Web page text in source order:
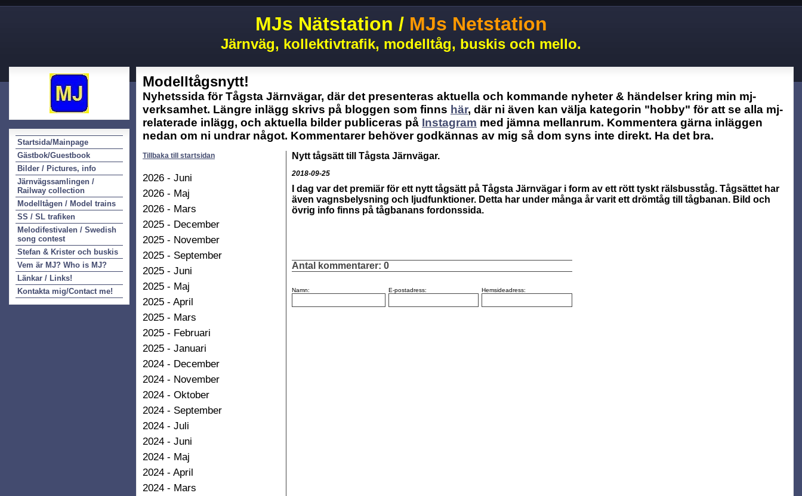
MJs Nätstation /MJs Netstation
Järnväg, kollektivtrafik, modelltåg, buskis och mello.
Startsida/Mainpage
Gästbok/Guestbook
Bilder / Pictures, info
Järnvägssamlingen /
Railway collection
Modelltågen / Model trains
SS / SL trafiken
Melodifestivalen / Swedish
song contest
Stefan & Krister och buskis
Vem är MJ? Who is MJ?
Länkar / Links!
Kontakta mig/Contact me!
Modelltågsnytt!
Nyhetssida för Tågsta Järnvägar, där det presenteras aktuella och kommande nyheter & händelser kring min mj-
verksamhet. Längre inlägg skrivs på bloggen som finns här, där ni även kan välja kategorin "hobby" för att se alla mj-
relaterade inlägg, och aktuella bilder publiceras på Instagram med jämna mellanrum. Kommentera gärna inläggen
nedan om ni undrar något. Kommentarer behöver godkännas av mig så dom syns inte direkt. Ha det bra.
Tillbaka till startsidan
2026 - Juni
2026 - Maj
2026 - Mars
2025 - December
2025 - November
2025 - September
2025 - Juni
2025 - Maj
2025 - April
2025 - Mars
2025 - Februari
2025 - Januari
2024 - December
2024 - November
2024 - Oktober
2024 - September
2024 - Juli
2024 - Juni
2024 - Maj
2024 - April
2024 - Mars
Nytt tågsätt till Tågsta Järnvägar.
2018-09-25
I dag var det premiär för ett nytt tågsätt på Tågsta Järnvägar i form av ett rött tyskt rälsbusståg. Tågsättet har
även vagnsbelysning och ljudfunktioner. Detta har under många år varit ett drömtåg till tågbanan. Bild och
övrig info finns på tågbanans fordonssida.
Antal kommentarer: 0
Namn: E-postadress: Hemsideadress: